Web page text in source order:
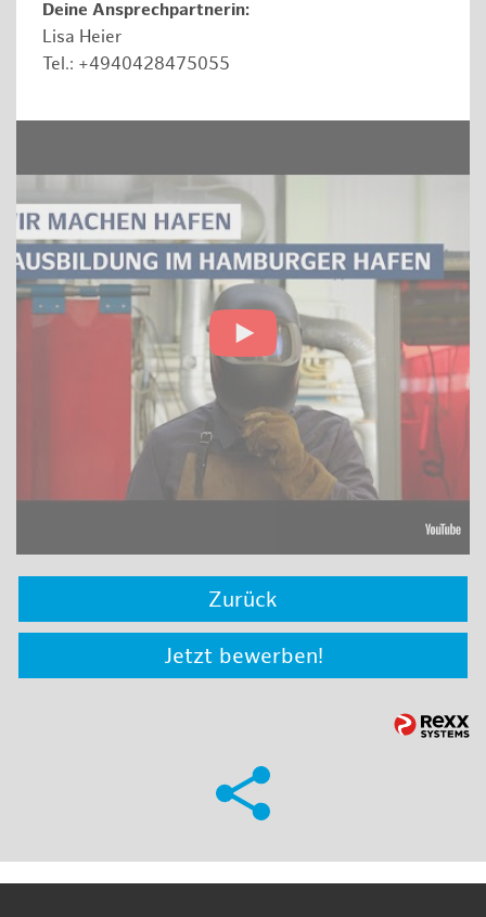
Deine Ansprechpartnerin:
Lisa Heier
Tel.: +4940428475055
Zurück
Jetzt bewerben!